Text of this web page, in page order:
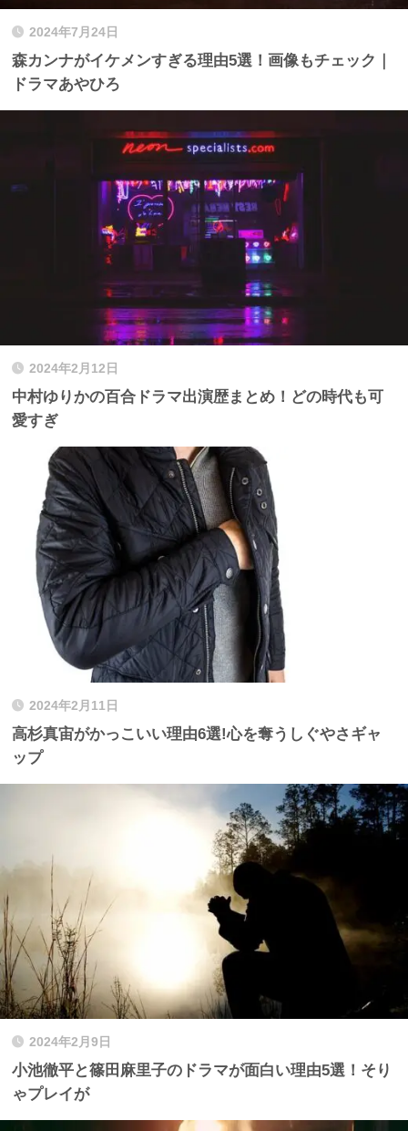
2024年7月24日
森カンナがイケメンすぎる理由5選！画像もチェック｜
ドラマあやひろ
2024年2月12日
中村ゆりかの百合ドラマ出演歴まとめ！どの時代も可
愛すぎ
2024年2月11日
高杉真宙がかっこいい理由6選!心を奪うしぐやさギャ
ップ
2024年2月9日
小池徹平と篠田麻里子のドラマが面白い理由5選！そり
ゃプレイが